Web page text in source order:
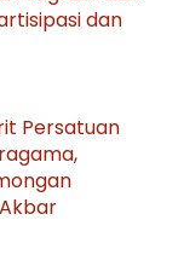
dan
Persatuan